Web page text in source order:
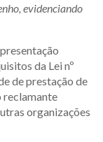
evidenciando
da Lei nº
de prestação de
reclamante
organizações